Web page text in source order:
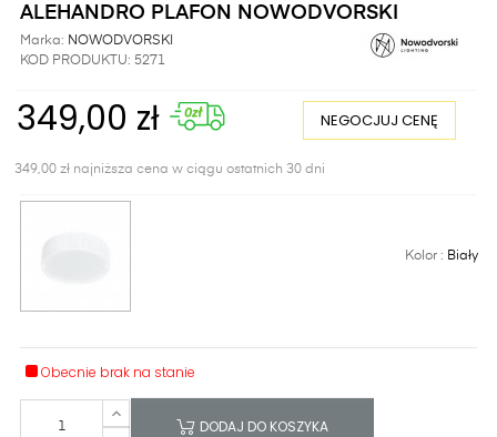
ALEHANDRO PLAFON NOWODVORSKI
Marka: NOWODVORSKI
KOD PRODUKTU: 5271
349,00 zł NEGOCJUJ CENĘ
349,00 zł najniższa cena w ciągu ostatnich 30 dni
Kolor : Biały
Obecnie brak na stanie
DODAJ DO KOSZYKA